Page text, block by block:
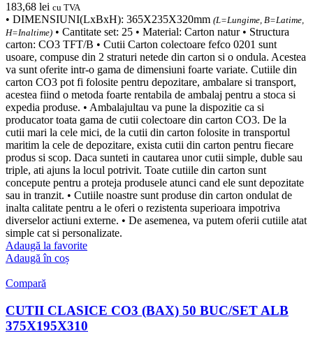
183,68 lei cu TVA
• DIMENSIUNI(LxBxH): 365X235X320mm (L=Lungime, B=Latime,
H=Inaltime) • Cantitate set: 25 • Material: Carton natur • Structura
carton: CO3 TFT/B • Cutii Carton colectoare fefco 0201 sunt
usoare, compuse din 2 straturi netede din carton si o ondula. Acestea
va sunt oferite intr-o gama de dimensiuni foarte variate. Cutiile din
carton CO3 pot fi folosite pentru depozitare, ambalare si transport,
acestea fiind o metoda foarte rentabila de ambalaj pentru a stoca si
expedia produse. • Ambalajultau va pune la dispozitie ca si
producator toata gama de cutii colectoare din carton CO3. De la
cutii mari la cele mici, de la cutii din carton folosite in transportul
maritim la cele de depozitare, exista cutii din carton pentru fiecare
produs si scop. Daca sunteti in cautarea unor cutii simple, duble sau
triple, ati ajuns la locul potrivit. Toate cutiile din carton sunt
concepute pentru a proteja produsele atunci cand ele sunt depozitate
sau in tranzit. • Cutiile noastre sunt produse din carton ondulat de
inalta calitate pentru a le oferi o rezistenta superioara impotriva
diverselor actiuni externe. • De asemenea, va putem oferii cutiile atat
simple cat si personalizate.
Adaugă la favorite
Adaugă în coș
Compară
CUTII CLASICE CO3 (BAX) 50 BUC/SET ALB
375X195X310